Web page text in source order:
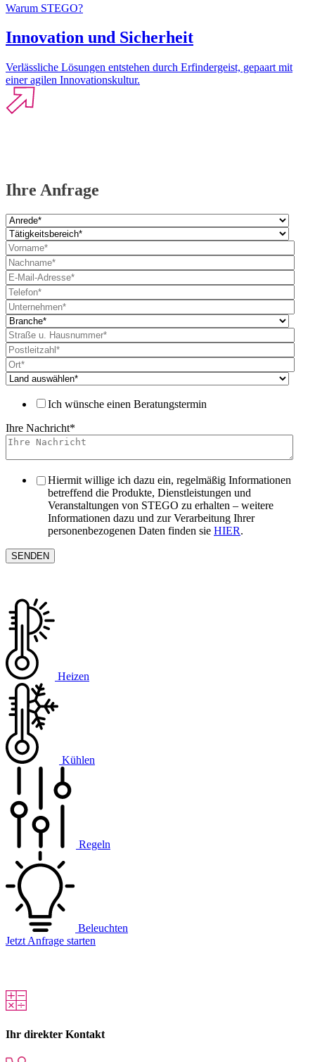
Warum STEGO?
Innovation und Sicherheit
Verlässliche Lösungen entstehen durch Erfindergeist, gepaart mit
einer agilen Innovationskultur.
Ihre Anfrage
Ich wünsche einen Beratungstermin
Ihre Nachricht*
Hiermit willige ich dazu ein, regelmäßig Informationen
betreffend die Produkte, Dienstleistungen und
Veranstaltungen von STEGO zu erhalten – weitere
Informationen dazu und zur Verarbeitung Ihrer
personenbezogenen Daten finden sie HIER.
Heizen
Kühlen
Regeln
Beleuchten
Jetzt Anfrage starten
Ihr direkter Kontakt